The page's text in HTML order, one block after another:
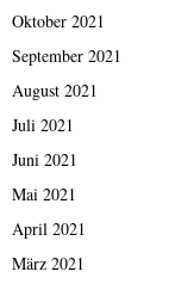
Oktober 2021
September 2021
August 2021
Juli 2021
Juni 2021
Mai 2021
April 2021
März 2021